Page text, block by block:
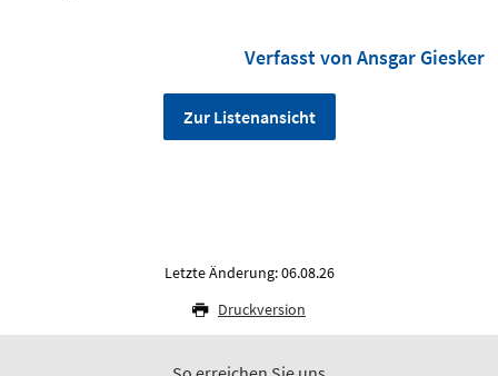
Verfasst von Ansgar Giesker
Zur Listenansicht
Letzte Änderung: 06.08.26
Druckversion